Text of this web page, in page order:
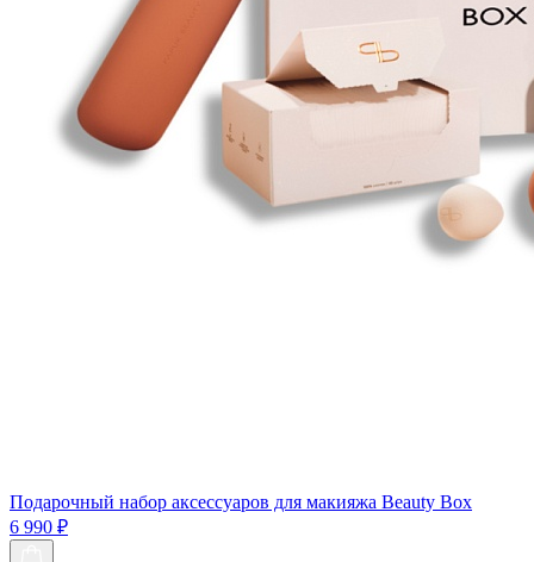
Подарочный набор аксессуаров для макияжа Beauty Box
6 990 ₽